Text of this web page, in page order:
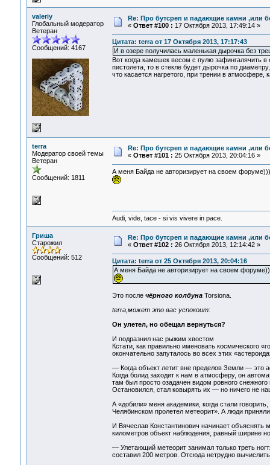
valeriy
Глобальный модератор
Ветеран
Сообщений: 4167
Re: Про бутсреп и падающие камни ,или
« Ответ #100 : 17 Октября 2013, 17:49:14 »
Цитата: terra от 17 Октября 2013, 17:17:43
И в озере получилась маленькая дырочка без
Вот когда камешек весом с пулю зафингалячить
пистолета, то в стекле будет дырочка по
что касается нагретого, при трении в
terra
Модератор своей темы
Ветеран
Сообщений: 1811
Re: Про бутсреп и падающие камни ,или
« Ответ #101 : 25 Октября 2013, 20:04:16 »
А меня Байда не авторизирует на своем
Audi, vide, tace - si vis vivere in pace.
Гриша
Старожил
Сообщений: 512
Re: Про бутсреп и падающие камни ,или
« Ответ #102 : 26 Октября 2013, 12:14:42 »
Цитата: terra от 25 Октября 2013, 20:04:16
А меня Байда не авторизирует на своем
Это после чёрного колдуна Torsionа.
terra,может это вас успокоит:
Он улетел, но обещал вернуться?
И подразнил нас рыжим хвостом
Кстати, как правильно именовать космического
окончательно запуталось во всех этих
— Когда объект летит вне пределов Земли — это
Когда болид заходит к нам в атмосферу, он
там был просто озадачен видом ровного
Остановился, стал ковырять их — но ничего не
А «добили» меня академики, когда стали
Челябинском пролетел метеорит». А люди
И Вячеслав Константинович начинает объяснять
километров объект наблюдения, равный ширине
— Улетающий метеорит занимал только треть
составил 200 метров. Отсюда нетрудно